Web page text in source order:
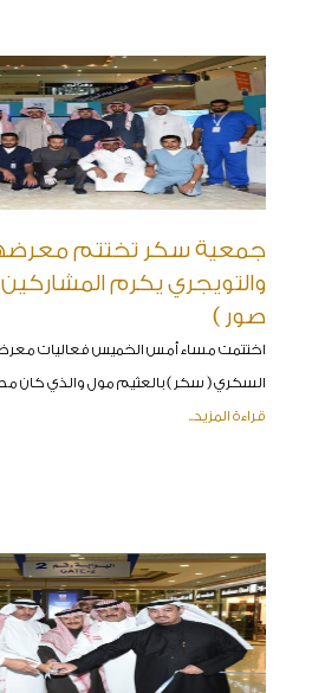
جمعية سكر تختتم
والتويجري يكرم
صور )
اختتمت مساء أمس الخميس فعاليات معرض
السكري ( سكر ) بالعثيم مول والذي كان
قراءة المزيد..